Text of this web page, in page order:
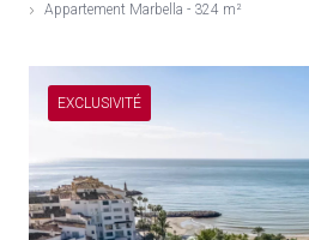
Appartement Marbella - 324 m²
EXCLUSIVITÉ